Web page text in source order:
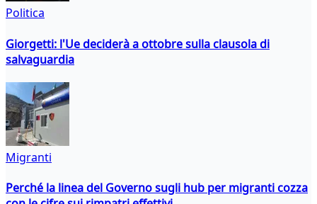
Politica
Giorgetti: l'Ue deciderà a ottobre sulla clausola di
salvaguardia
Migranti
Perché la linea del Governo sugli hub per migranti cozza